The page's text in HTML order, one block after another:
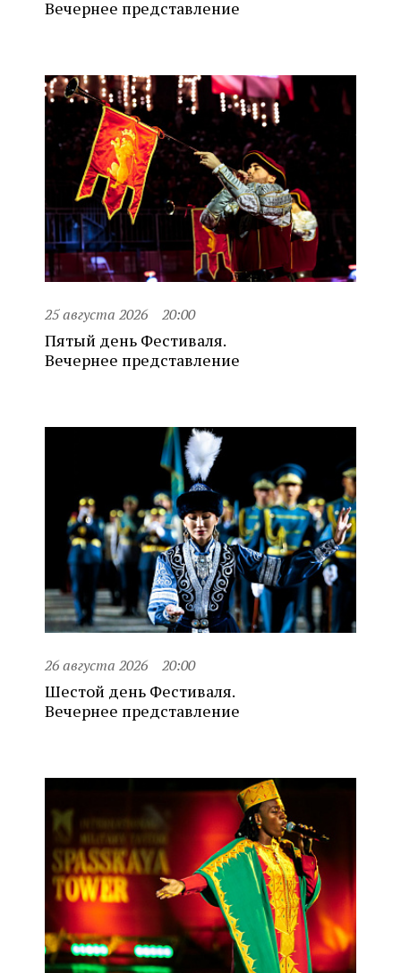
Вечернее представление
25 августа 2026 20:00
Пятый день Фестиваля.
Вечернее представление
26 августа 2026 20:00
Шестой день Фестиваля.
Вечернее представление